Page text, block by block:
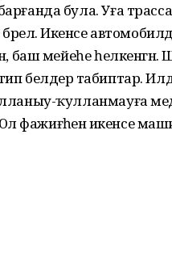
була. Уға
Икенсе
баш мейеһе һелкенгән.
белдерә табиптар.
ҡулланмауға
фажиғәһенә икенсе